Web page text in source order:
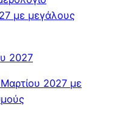
2027